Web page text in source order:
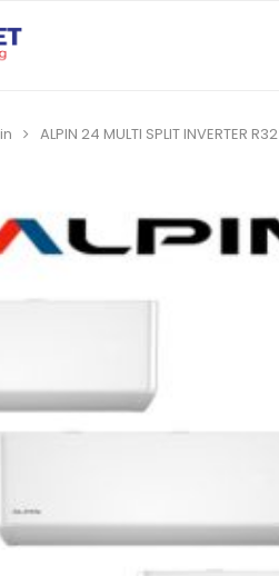
ALPIN 24 MULTI SPLIT INVERTER R32